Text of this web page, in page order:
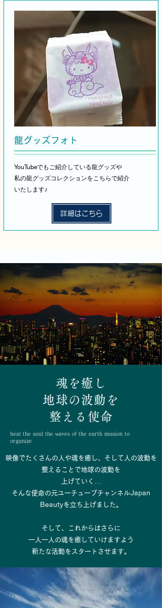
龍グッズフォト
YouTubeでもご紹介している龍グッズや
私の龍グッズコレクションをこちらで紹介
いたします♪
詳細はこちら
魂を癒し
地球の波動を
​整える使命
heal the soul the waves of the earth mission to
organize
映像でたくさんの人や魂を癒し、そして人の波動を
整えることで地球の波動を
上げていく…
そんな使命の元ユーチューブチャンネルJapan
Beautyを立ち上げました。
そして、これからはさらに
一人一人の魂を癒していけますよう
​新たな活動をスタートさせます。